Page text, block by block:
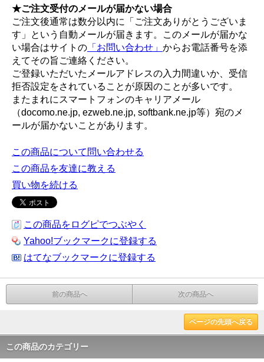
★ご注文受付のメールが届かない場合
ご注文後通常は数分以内に「ご注文ありがとうございま
す」という自動メールが届きます。このメールが届かな
い場合はサイトの 「お問い合わせ」 からお電話番号を添
えてその旨ご連絡ください。
ご登録いただいたメールアドレスの入力間違いか、受信
拒否設定をされていることが原因のことが多いです。
またまれにスマートフォンのキャリアメール
（docomo.ne.jp, ezweb.ne.jp, softbank.ne.jp等）宛のメ
ールが届かないことがあります。
この商品について問い合わせる
この商品を友達に教える
買い物を続ける
この商品をログピでつぶやく
Yahoo!ブックマークに登録する
はてなブックマークに登録する
前の商品へ 次の商品へ
ページの先頭へ戻る
この商品のカテゴリー